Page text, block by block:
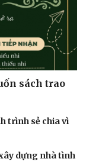
sách trao
trình sẻ chia vì
dựng nhà tình